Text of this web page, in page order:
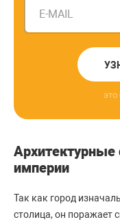
E-MAIL
Архитектурные
империи
Так как город
столица, он поражает